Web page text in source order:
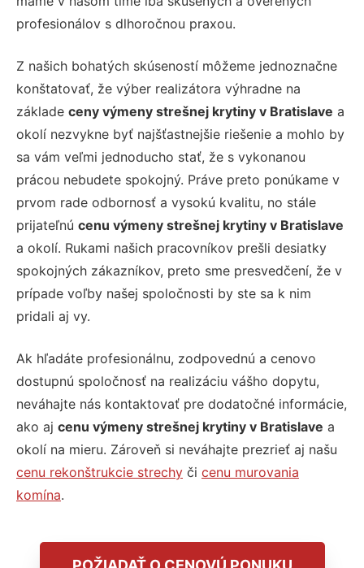
profesionálov s dlhoročnou praxou.
Z našich bohatých skúseností môžeme jednoznačne
konštatovať, že výber realizátora výhradne na
základe ceny výmeny strešnej krytiny v Bratislave a
okolí nezvykne byť najšťastnejšie riešenie a mohlo by
sa vám veľmi jednoducho stať, že s vykonanou
prácou nebudete spokojný. Práve preto ponúkame v
prvom rade odbornosť a vysokú kvalitu, no stále
prijateľnú cenu výmeny strešnej krytiny v Bratislave
a okolí. Rukami našich pracovníkov prešli desiatky
spokojných zákazníkov, preto sme presvedčení, že v
prípade voľby našej spoločnosti by ste sa k nim
pridali aj vy.
Ak hľadáte profesionálnu, zodpovednú a cenovo
dostupnú spoločnosť na realizáciu vášho dopytu,
neváhajte nás kontaktovať pre dodatočné informácie,
ako aj cenu výmeny strešnej krytiny v Bratislave a
okolí na mieru. Zároveň si neváhajte prezrieť aj našu
cenu rekonštrukcie strechy či cenu murovania
komína.